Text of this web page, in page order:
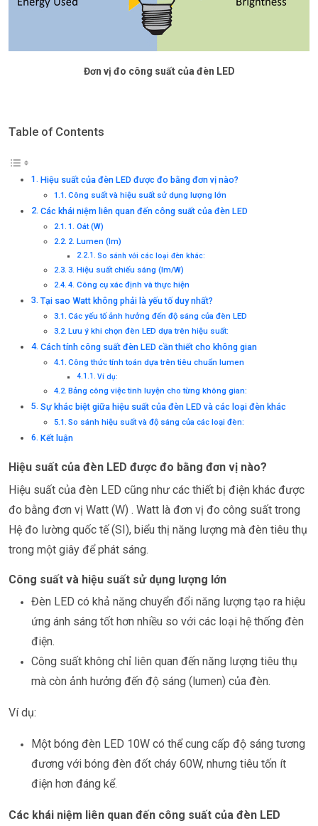
Đơn vị đo công suất của đèn LED
Table of Contents
Hiệu suất của đèn LED được đo bằng đơn vị nào?
Công suất và hiệu suất sử dụng lượng lớn
Các khái niệm liên quan đến công suất của đèn LED
1. Oát (W)
2. Lumen (lm)
So sánh với các loại đèn khác:
3. Hiệu suất chiếu sáng (lm/W)
4. Công cụ xác định và thực hiện
Tại sao Watt không phải là yếu tố duy nhất?
Các yếu tố ảnh hưởng đến độ sáng của đèn LED
Lưu ý khi chọn đèn LED dựa trên hiệu suất:
Cách tính công suất đèn LED cần thiết cho không gian
Công thức tính toán dựa trên tiêu chuẩn lumen
Ví dụ:
Bảng công việc tinh luyện cho từng không gian:
Sự khác biệt giữa hiệu suất của đèn LED và các loại đèn khác
So sánh hiệu suất và độ sáng của các loại đèn:
Kết luận
Hiệu suất của đèn LED được đo bằng đơn vị nào?
Hiệu suất của đèn LED cũng như các thiết bị điện khác được
đo bằng đơn vị Watt (W) . Watt là đơn vị đo công suất trong
Hệ đo lường quốc tế (SI), biểu thị năng lượng mà đèn tiêu thụ
trong một giây để phát sáng.
Công suất và hiệu suất sử dụng lượng lớn
Đèn LED có khả năng chuyển đổi năng lượng tạo ra hiệu
ứng ánh sáng tốt hơn nhiều so với các loại hệ thống đèn
điện.
Công suất không chỉ liên quan đến năng lượng tiêu thụ
mà còn ảnh hưởng đến độ sáng (lumen) của đèn.
Ví dụ:
Một bóng đèn LED 10W có thể cung cấp độ sáng tương
đương với bóng đèn đốt cháy 60W, nhưng tiêu tốn ít
điện hơn đáng kể.
Các khái niệm liên quan đến công suất của đèn LED